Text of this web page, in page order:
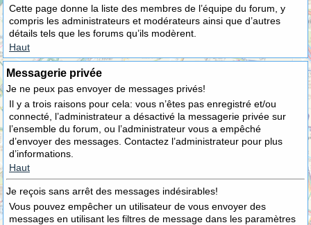
Cette page donne la liste des membres de l’équipe du forum, y
compris les administrateurs et modérateurs ainsi que d’autres
détails tels que les forums qu’ils modèrent.
Haut
Messagerie privée
Je ne peux pas envoyer de messages privés!
Il y a trois raisons pour cela: vous n’êtes pas enregistré et/ou
connecté, l’administrateur a désactivé la messagerie privée sur
l’ensemble du forum, ou l’administrateur vous a empêché
d’envoyer des messages. Contactez l’administrateur pour plus
d’informations.
Haut
Je reçois sans arrêt des messages indésirables!
Vous pouvez empêcher un utilisateur de vous envoyer des
messages en utilisant les filtres de message dans les paramètres